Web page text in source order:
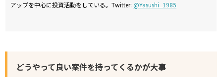
アップを中心に投資活動をしている。Twitter: @Yasushi_1985
どうやって良い案件を持ってくるかが大事